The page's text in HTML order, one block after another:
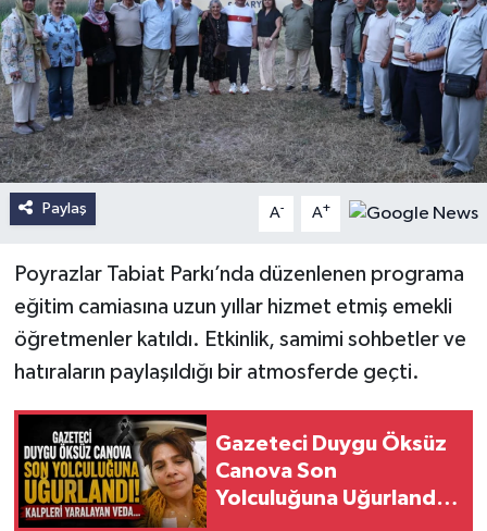
Paylaş A- A+
Poyrazlar Tabiat Parkı’nda düzenlenen programa
eğitim camiasına uzun yıllar hizmet etmiş emekli
öğretmenler katıldı. Etkinlik, samimi sohbetler ve
hatıraların paylaşıldığı bir atmosferde geçti.
Gazeteci Duygu Öksüz
Canova Son
Yolculuğuna Uğurlandı!